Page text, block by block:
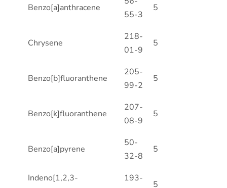
Benzo[a]anthracene
55-3
5
Chrysene
218-
01-9
5
Benzo[b]fluoranthene
205-
99-2
5
Benzo[k]fluoranthene
207-
08-9
5
Benzo[a]pyrene
50-
32-8
5
Indeno[1,2,3-
193-
5